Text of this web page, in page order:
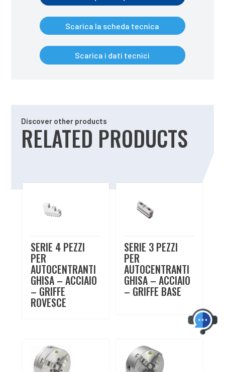
Scarica la scheda tecnica
Scarica i dati tecnici
Discover other products
RELATED PRODUCTS
SERIE 4 PEZZI
PER
AUTOCENTRANTI
GHISA – ACCIAIO
– GRIFFE
ROVESCE
SERIE 3 PEZZI
PER
AUTOCENTRANTI
GHISA – ACCIAIO
– GRIFFE BASE